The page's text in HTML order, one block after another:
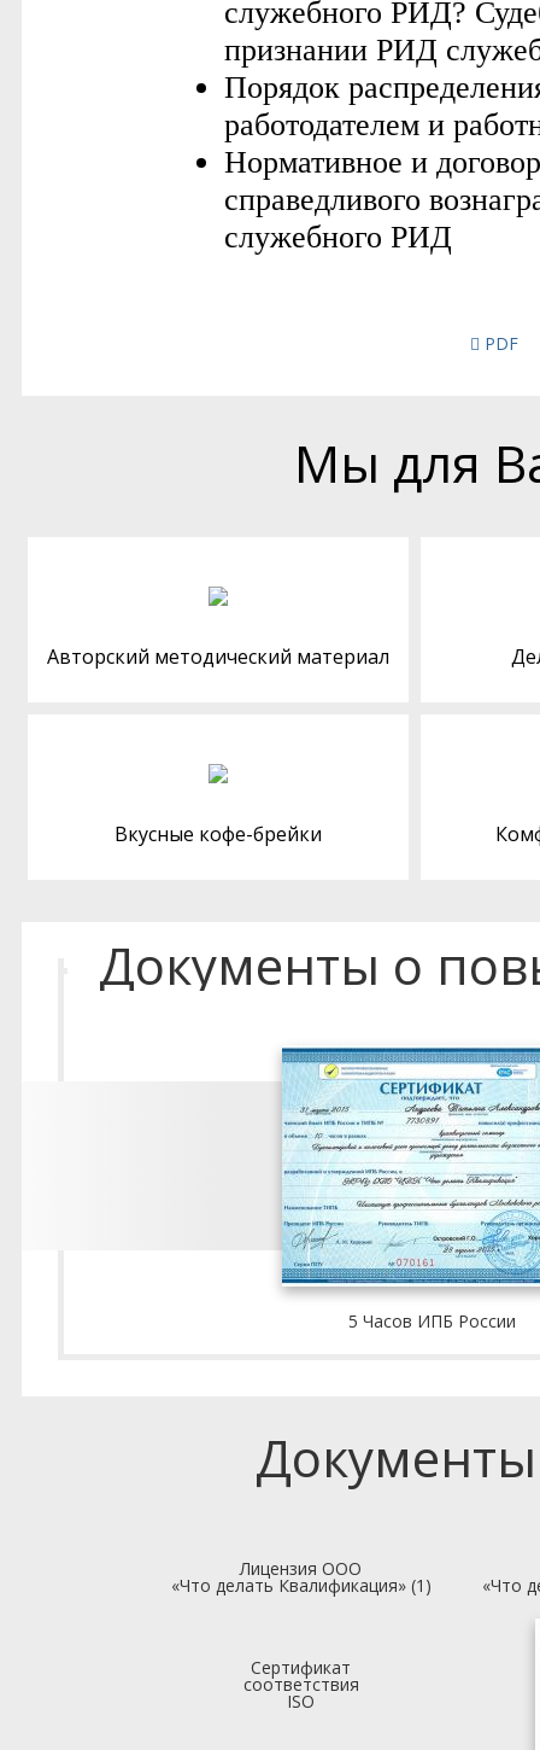
PDF
Мы для
Авторский методический материал
Вкусные кофе-брейки
Документы о
5 Часов ИПБ России
Лицензия ООО
«Что делать Квалификация» (1) «Что
Сертификат
соответствия
ISO